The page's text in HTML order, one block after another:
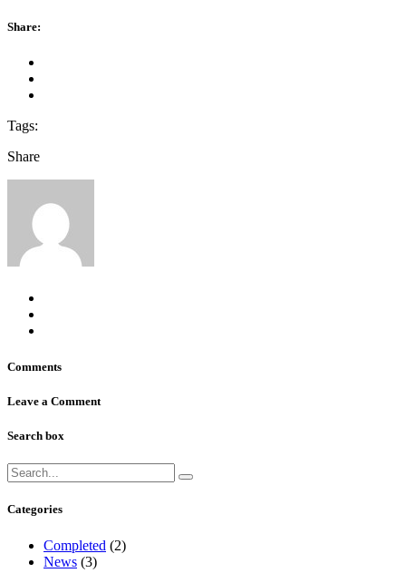
Share:
Tags:
Share
Comments
Leave a Comment
Search box
Categories
Completed (2)
News (3)